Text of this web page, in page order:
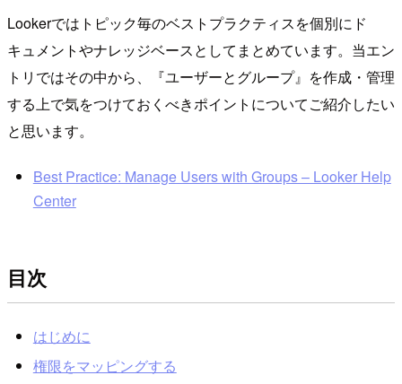
Lookerではトピック毎のベストプラクティスを個別にド
キュメントやナレッジベースとしてまとめています。当エン
トリではその中から、『ユーザーとグループ』を作成・管理
する上で気をつけておくべきポイントについてご紹介したい
と思います。
Best Practice: Manage Users with Groups – Looker Help
Center
目次
はじめに
権限をマッピングする